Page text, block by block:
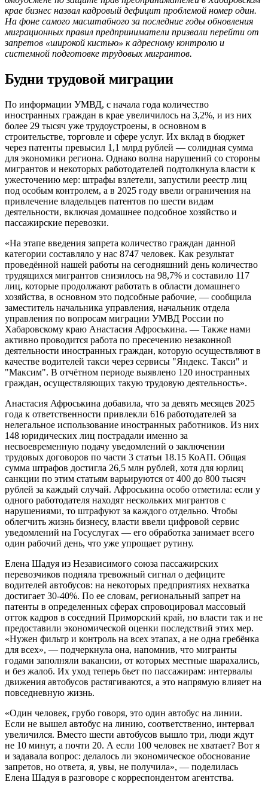
крае бизнес назвал кадровый дефицит проблемой номер один.
На фоне самого масштабного за последние годы обновления
миграционных правил предприниматели призвали перейти от
запретов «широкой кистью» к адресному контролю и
системной подготовке трудовых мигрантов.
Будни трудовой миграции
По информации УМВД, с начала года количество
иностранных граждан в крае увеличилось на 3,2%, и из них
более 29 тысяч уже трудоустроены, в основном в
строительстве, торговле и сфере услуг. Их вклад в бюджет
через патенты превысил 1,1 млрд рублей — солидная сумма
для экономики региона. Однако волна нарушений со стороны
мигрантов и некоторых работодателей подтолкнула власти к
ужесточению мер: штрафы взлетели, запустили реестр лиц
под особым контролем, а в 2025 году ввели ограничения на
привлечение владельцев патентов по шести видам
деятельности, включая домашнее подсобное хозяйство и
пассажирские перевозки.
«На этапе введения запрета количество граждан данной
категории составляло у нас 8747 человек. Как результат
проведённой нашей работы на сегодняшний день количество
трудящихся мигрантов снизилось на 98,7% и составило 117
лиц, которые продолжают работать в области домашнего
хозяйства, в основном это подсобные рабочие, — сообщила
заместитель начальника управления, начальник отдела
управления по вопросам миграции УМВД России по
Хабаровскому краю Анастасия Афроськина. — Также нами
активно проводится работа по пресечению незаконной
деятельности иностранных граждан, которую осуществляют в
качестве водителей такси через сервисы "Яндекс. Такси" и
"Максим". В отчётном периоде выявлено 120 иностранных
граждан, осуществляющих такую трудовую деятельность».
Анастасия Афроськина добавила, что за девять месяцев 2025
года к ответственности привлекли 616 работодателей за
нелегальное использование иностранных работников. Из них
148 юридических лиц пострадали именно за
несвоевременную подачу уведомлений о заключении
трудовых договоров по части 3 статьи 18.15 КоАП. Общая
сумма штрафов достигла 26,5 млн рублей, хотя для юрлиц
санкции по этим статьям варьируются от 400 до 800 тысяч
рублей за каждый случай. Афроськина особо отметила: если у
одного работодателя находят нескольких мигрантов с
нарушениями, то штрафуют за каждого отдельно. Чтобы
облегчить жизнь бизнесу, власти ввели цифровой сервис
уведомлений на Госуслугах — его обработка занимает всего
один рабочий день, что уже упрощает рутину.
Елена Шадуя из Независимого союза пассажирских
перевозчиков подняла тревожный сигнал о дефиците
водителей автобусов: на некоторых предприятиях нехватка
достигает 30-40%. По ее словам, региональный запрет на
патенты в определенных сферах спровоцировал массовый
отток кадров в соседний Приморский край, но власти так и не
предоставили экономической оценки последствий этих мер.
«Нужен фильтр и контроль на всех этапах, а не одна гребёнка
для всех», — подчеркнула она, напомнив, что мигранты
годами заполняли вакансии, от которых местные шарахались,
и без жалоб. Их уход теперь бьет по пассажирам: интервалы
движения автобусов растягиваются, а это напрямую влияет на
повседневную жизнь.
«Один человек, грубо говоря, это один автобус на линии.
Если не вышел автобус на линию, соответственно, интервал
увеличился. Вместо шести автобусов вышло три, люди ждут
не 10 минут, а почти 20. А если 100 человек не хватает? Вот я
и задавала вопрос: делалось ли экономическое обоснование
запретов, но ответа, я, увы, не получила», — поделилась
Елена Шадуя в разговоре с корреспондентом агентства.